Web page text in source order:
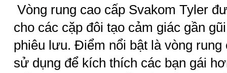
Vòng rung cao cấp Svakom Tyler
cho các cặp đôi tạo cảm giác gần
phiêu lưu. Điểm nổi bật là vòng rung
sử dụng để kích thích các bạn gái